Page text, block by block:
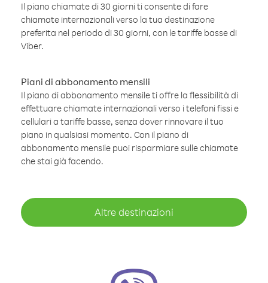
Il piano chiamate di 30 giorni ti consente di fare
chiamate internazionali verso la tua destinazione
preferita nel periodo di 30 giorni, con le tariffe basse di
Viber.
Piani di abbonamento mensili
Il piano di abbonamento mensile ti offre la flessibilità di
effettuare chiamate internazionali verso i telefoni fissi e
cellulari a tariffe basse, senza dover rinnovare il tuo
piano in qualsiasi momento. Con il piano di
abbonamento mensile puoi risparmiare sulle chiamate
che stai già facendo.
Altre destinazioni